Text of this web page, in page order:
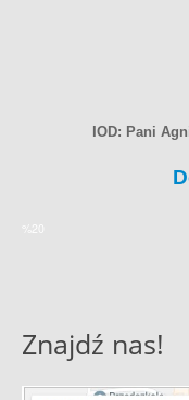
IOD: Pani
Znajdź nas!